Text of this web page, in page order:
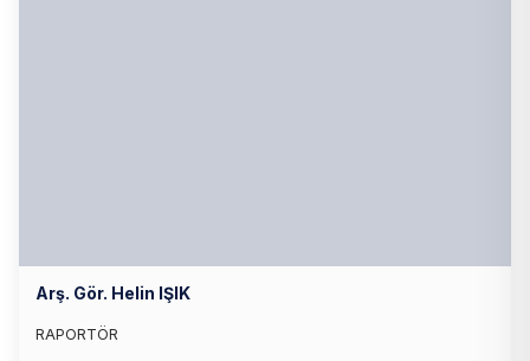
Arş. Gör. Helin IŞIK
RAPORTÖR